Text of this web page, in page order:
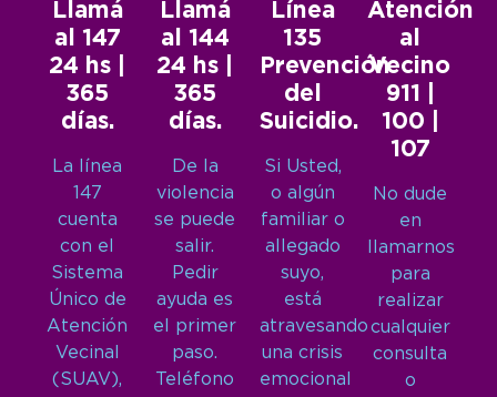
Llamá
al 147
24 hs |
365
días.
La línea
147
cuenta
con el
Sistema
Único de
Atención
Vecinal
(SUAV),
Llamá
al 144
24 hs |
365
días.
De la
violencia
se puede
salir.
Pedir
ayuda es
el primer
paso.
Teléfono
Línea
135
Prevención
del
Suicidio.
Si Usted,
o algún
familiar o
allegado
suyo,
está
atravesando
una crisis
emocional
Atención
al
Vecino
911 |
100 |
107
No dude
en
llamarnos
para
realizar
cualquier
consulta
o